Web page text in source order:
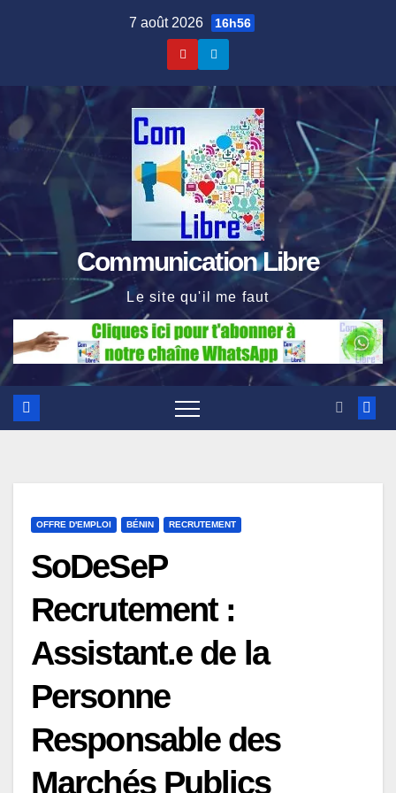
7 août 2026 16h56
Communication Libre
Le site qu'il me faut
OFFRE D'EMPLOI BÉNIN RECRUTEMENT
SoDeSeP
Recrutement :
Assistant.e de la
Personne
Responsable des
Marchés Publics